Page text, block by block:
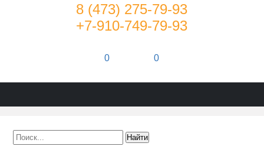
8 (473) 275-79-93
+7-910-749-79-93
0 0